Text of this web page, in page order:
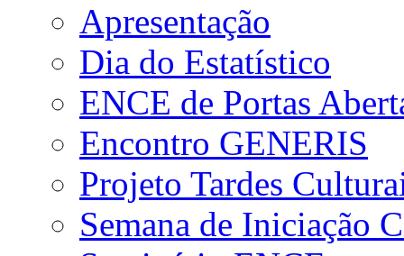
Apresentação
Dia do Estatístico
ENCE de Portas
Encontro GENERIS
Projeto Tardes
Semana de Iniciação